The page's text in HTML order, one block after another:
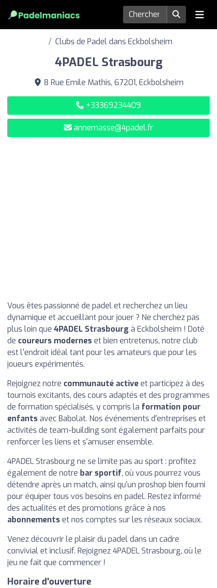
Clubs de Padel dans Eckbolsheim
4PADEL Strasbourg
8 Rue Emile Mathis, 67201, Eckbolsheim
+33369234409
annemasse@4padel.fr
Vous êtes passionné de padel et recherchez un lieu
dynamique et accueillant pour jouer ? Ne cherchez pas
plus loin que 4PADEL Strasbourg à Eckbolsheim ! Doté
de coureurs modernes et bien entretenus, notre club
est l'endroit idéal tant pour les amateurs que pour les
joueurs expérimentés.
Rejoignez notre communauté activeet participez à des
tournois excitants, des cours adaptés et des programmes
de formation spécialisés, y compris la formation pour
enfants avec Babolat. Nos événements d'entreprises et
activités de team-building sont également parfaits pour
renforcer les liens et s'amuser ensemble.
4PADEL Strasbourg ne se limite pas au sport : profitez
également de notre bar sportif, où vous pourrez vous
détendre après un match, ainsi qu'un proshop bien fourni
pour équiper tous vos besoins en padel. Restez informé
des actualités et des promotions grâce à nos
abonnements et nos comptes sur les réseaux sociaux.
Venez découvrir le plaisir du padel dans un cadre
convivial et inclusif. Rejoignez 4PADEL Strasbourg, où le
jeu ne fait que commencer !
Horaire d'ouverture